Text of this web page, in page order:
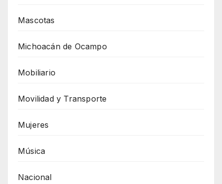
Mascotas
Michoacán de Ocampo
Mobiliario
Movilidad y Transporte
Mujeres
Música
Nacional